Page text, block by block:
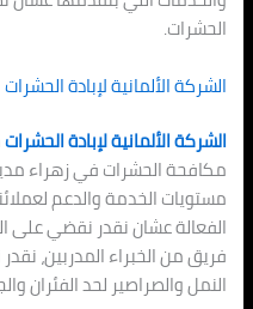
الحشرات.
الشركة الألمانية لإبادة الحشرات
الشركة الألمانية لإبادة الحشرات
مكافحة الحشرات في زهراء
مستويات الخدمة والدعم
الفعالة عشان نقدر نقضي
فريق من الخبراء المدربين،
النمل والصراصير لحد الفئران